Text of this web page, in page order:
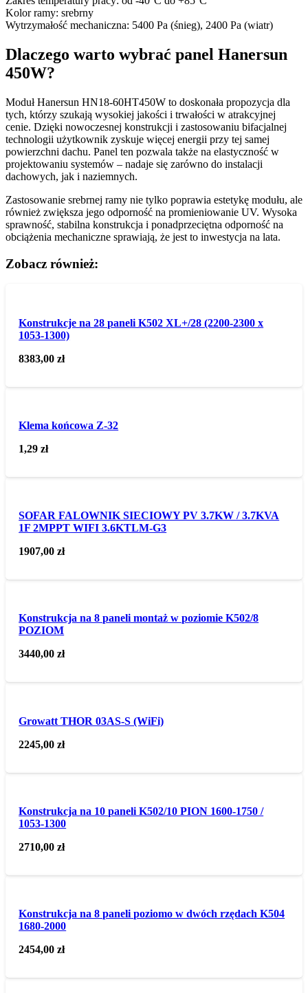
Kolor ramy: srebrny
Wytrzymałość mechaniczna: 5400 Pa (śnieg), 2400 Pa (wiatr)
Dlaczego warto wybrać panel Hanersun
450W?
Moduł Hanersun HN18-60HT450W to doskonała propozycja dla
tych, którzy szukają wysokiej jakości i trwałości w atrakcyjnej
cenie. Dzięki nowoczesnej konstrukcji i zastosowaniu bifacjalnej
technologii użytkownik zyskuje więcej energii przy tej samej
powierzchni dachu. Panel ten pozwala także na elastyczność w
projektowaniu systemów – nadaje się zarówno do instalacji
dachowych, jak i naziemnych.
Zastosowanie srebrnej ramy nie tylko poprawia estetykę modułu, ale
również zwiększa jego odporność na promieniowanie UV. Wysoka
sprawność, stabilna konstrukcja i ponadprzeciętna odporność na
obciążenia mechaniczne sprawiają, że jest to inwestycja na lata.
Zobacz również:
Konstrukcje na 28 paneli K502 XL+/28 (2200-2300 x
1053-1300)
8383,00zł
Klema końcowa Z-32
1,29zł
SOFAR FALOWNIK SIECIOWY PV 3.7KW / 3.7KVA
1F 2MPPT WIFI 3.6KTLM-G3
1907,00zł
Konstrukcja na 8 paneli montaż w poziomie K502/8
POZIOM
3440,00zł
Growatt THOR 03AS-S (WiFi)
2245,00zł
Konstrukcja na 10 paneli K502/10 PION 1600-1750 /
1053-1300
2710,00zł
Konstrukcja na 8 paneli poziomo w dwóch rzędach K504
1680-2000
2454,00zł